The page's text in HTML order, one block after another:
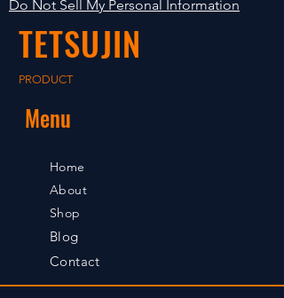
foreign countries will be shipment
after payment confirmation.
Do Not Sell My Personal Information
TETSUJIN
PRODUCT
Menu
Home
About
Shop
Blog
Contact